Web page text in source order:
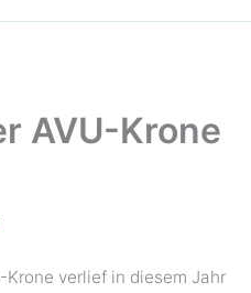
AVU-Krone
Krone verlief in diesem Jahr